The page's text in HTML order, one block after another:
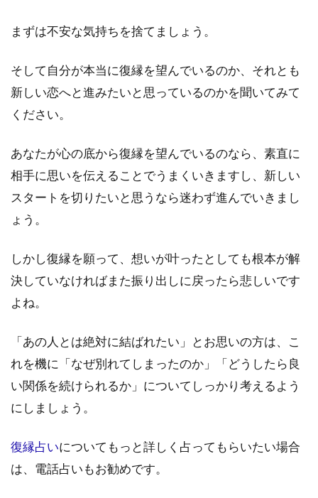
まずは不安な気持ちを捨てましょう。
そして自分が本当に復縁を望んでいるのか、それとも
新しい恋へと進みたいと思っているのかを聞いてみて
ください。
あなたが心の底から復縁を望んでいるのなら、素直に
相手に思いを伝えることでうまくいきますし、新しい
スタートを切りたいと思うなら迷わず進んでいきまし
ょう。
しかし復縁を願って、想いが叶ったとしても根本が解
決していなければまた振り出しに戻ったら悲しいです
よね。
「あの人とは絶対に結ばれたい」とお思いの方は、こ
れを機に「なぜ別れてしまったのか」「どうしたら良
い関係を続けられるか」についてしっかり考えるよう
にしましょう。
復縁占いについてもっと詳しく占ってもらいたい場合
は、電話占いもお勧めです。